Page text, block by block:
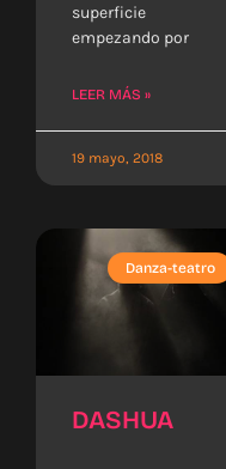
superficie
empezando por
LEER MÁS »
19 mayo, 2018
Danza-teatro
DASHUA